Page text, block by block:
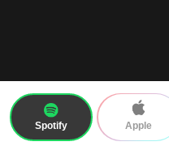
Spotify Apple